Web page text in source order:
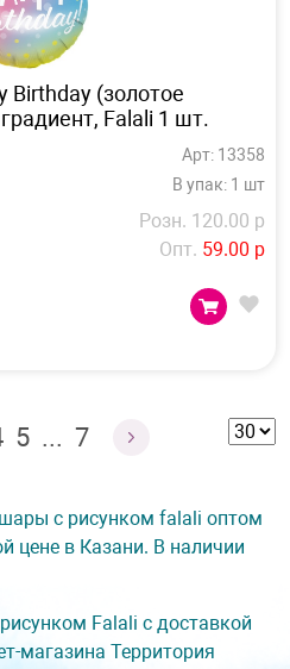
Birthday (золотое
Falali 1 шт.
Арт: 13358
В упак: 1 шт
Розн. 120.00 р
Опт. 59.00 р
5 ... 7
с рисунком falali оптом
цене в Казани. В наличии
Falali с доставкой
магазина Территория